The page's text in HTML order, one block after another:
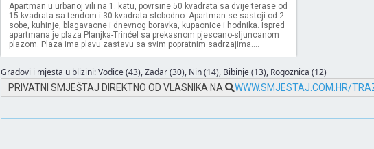
Apartman u urbanoj vili na 1. katu, povrsine 50 kvadrata sa dvije terase od
15 kvadrata sa tendom i 30 kvadrata slobodno. Apartman se sastoji od 2
sobe, kuhinje, blagavaone i dnevnog boravka, kupaonice i hodnika. Ispred
apartmana je plaza Planjka-Trinćel sa prekasnom pjescano-sljuncanom
plazom. Plaza ima plavu zastavu sa svim popratnim sadrzajima....
Gradovi i mjesta u blizini:Vodice (43),Zadar (30), Nin (14), Bibinje (13), Rogoznica (12)
PRIVATNI SMJEŠTAJ DIREKTNO OD VLASNIKA NA WWW.SMJESTAJ.COM.HR/